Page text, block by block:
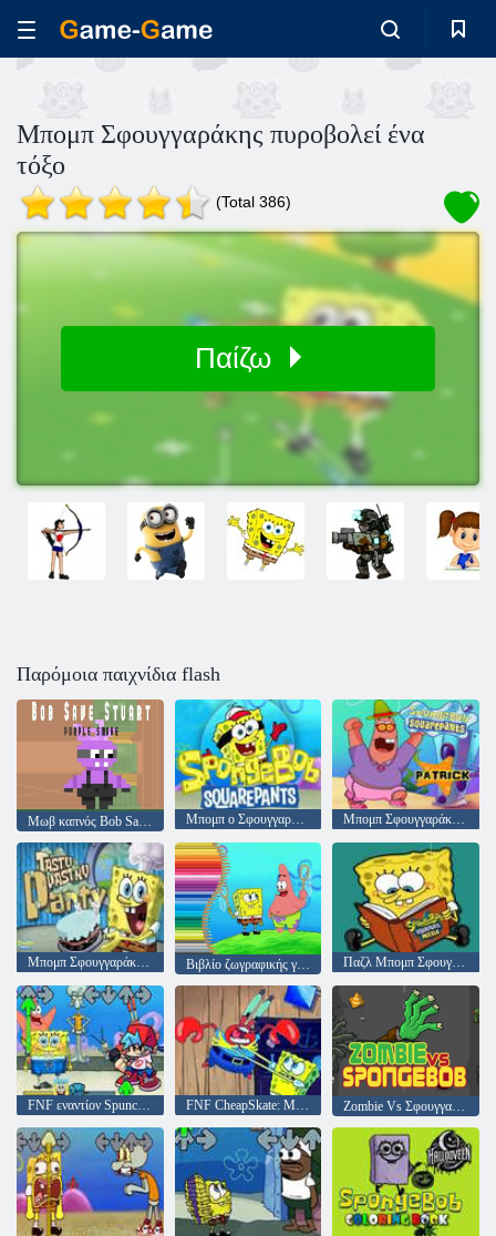
Μπομπ Σφουγγαράκης πυροβολεί ένα
τόξο
(Total 386)
Παίζω
Παρόμοια παιχνίδια flash
Μωβ καπνός Bob Save Stuart Μπομπ ο Σφουγγαράκης Μπομπ Σφουγγαράκης Πάτρικ
Μπομπ Σφουγγαράκης Tasty Pastry Party Βιβλίο ζωγραφικής για τον Μπομπ Σφουγγαράκη Παζλ Μπομπ Σφουγγαράκης
FNF εναντίον Spunchbob FNF CheapSkate: Μπομπ Σφουγγαράκης εναντίον Mr Krabs Zombie Vs Σφουγγαράκης